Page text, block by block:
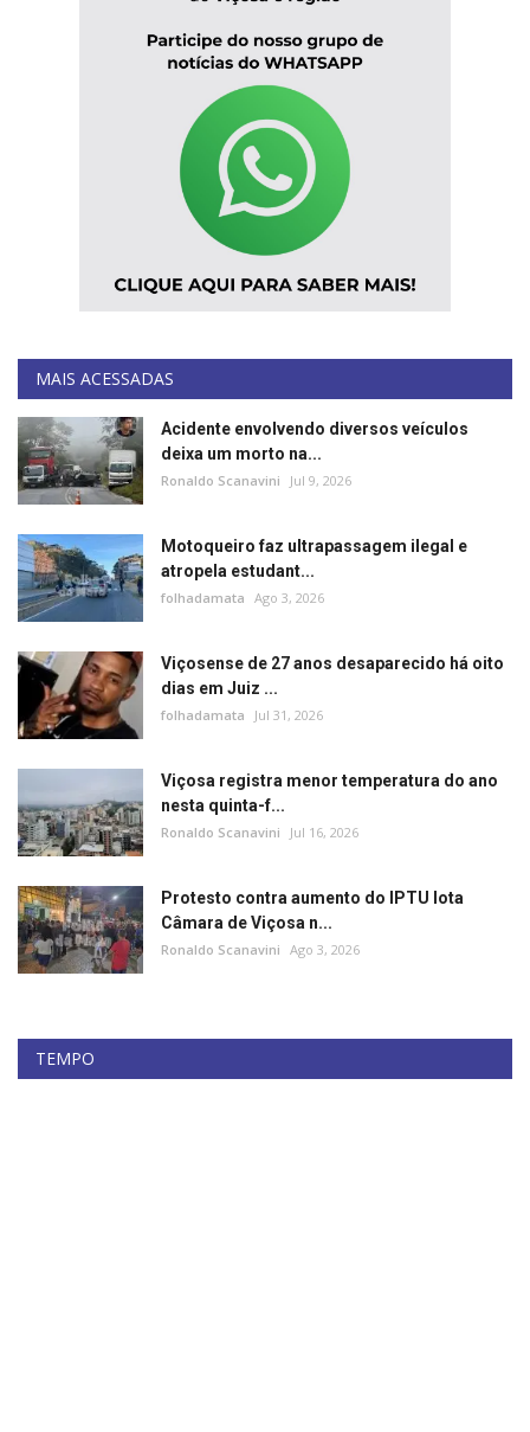
MAIS ACESSADAS
Acidente envolvendo diversos veículos
deixa um morto na...
Ronaldo Scanavini Jul 9, 2026
Motoqueiro faz ultrapassagem ilegal e
atropela estudant...
folhadamata Ago 3, 2026
Viçosense de 27 anos desaparecido há oito
dias em Juiz ...
folhadamata Jul 31, 2026
Viçosa registra menor temperatura do ano
nesta quinta-f...
Ronaldo Scanavini Jul 16, 2026
Protesto contra aumento do IPTU lota
Câmara de Viçosa n...
Ronaldo Scanavini Ago 3, 2026
TEMPO